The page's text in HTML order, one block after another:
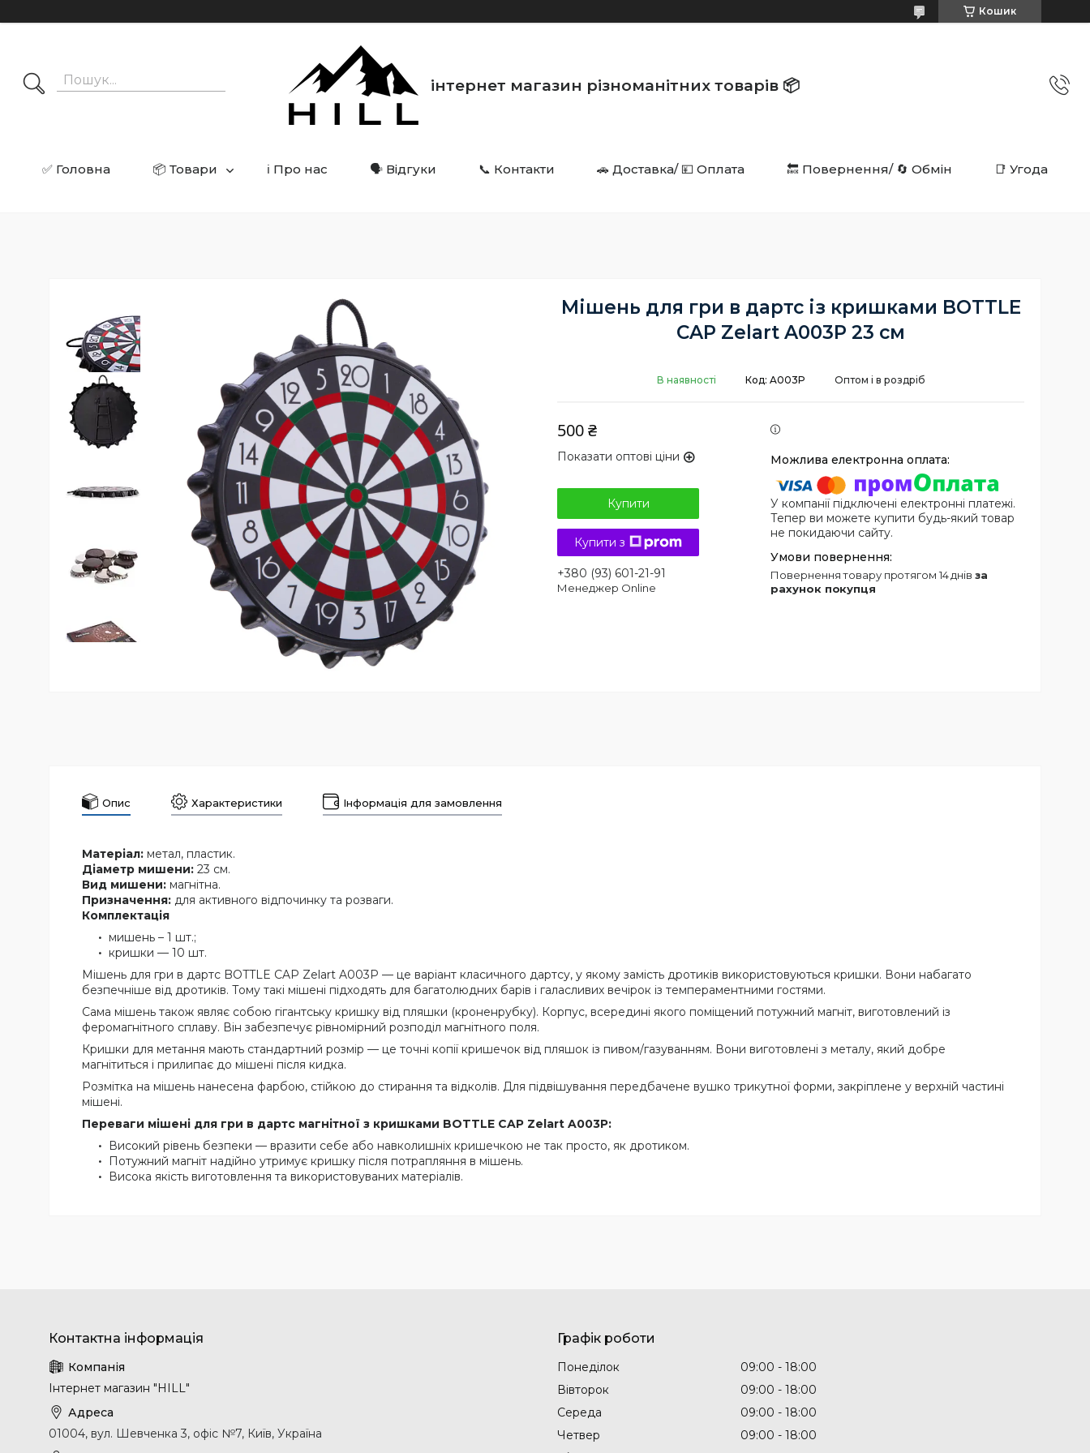
Кошик
інтернет магазин різноманітних товарів 📦️️️️️️
✅ Головна 📦 Товари ℹ️ Про нас 🗣️ Відгуки 📞 Контакти 🚗 Доставка/ 💴 Оплата 🔙 Повернення/ 🔄 Обмін 📑 Угода
Мішень для гри в дартс із кришками BOTTLE
CAP Zelart A003P 23 см
В наявності Оптом і в роздріб
Код: A003P
500 ₴
Показати оптові ціни
Купити
Купити з
+380 (93) 601-21-91
Менеджер Online
У компанії підключені електронні платежі.
Тепер ви можете купити будь-який товар
не покидаючи сайту.
повернення товару протягом 14 днів за
рахунок покупця
Опис Характеристики Інформація для замовлення
Матеріал: метал, пластик.
Діаметр мишени: 23 см.
Вид мишени: магнітна.
Призначення: для активного відпочинку та розваги.
Комплектація
мишень – 1 шт.;
кришки — 10 шт.
Мішень для гри в дартс BOTTLE CAP Zelart A003P — це варіант класичного дартсу, у якому замість дротиків використовуються кришки. Вони набагато
безпечніше від дротиків. Тому такі мішені підходять для багатолюдних барів і галасливих вечірок із темпераментними гостями.
Сама мішень також являє собою гігантську кришку від пляшки (кроненрубку). Корпус, всередині якого поміщений потужний магніт, виготовлений із
феромагнітного сплаву. Він забезпечує рівномірний розподіл магнітного поля.
Кришки для метання мають стандартний розмір — це точні копії кришечок від пляшок із пивом/газуванням. Вони виготовлені з металу, який добре
магнітиться і прилипає до мішені після кидка.
Розмітка на мішень нанесена фарбою, стійкою до стирання та відколів. Для підвішування передбачене вушко трикутної форми, закріплене у верхній частині
мішені.
Переваги мішені для гри в дартс магнітної з кришками BOTTLE CAP Zelart A003P:
Високий рівень безпеки — вразити себе або навколишніх кришечкою не так просто, як дротиком.
Потужний магніт надійно утримує кришку після потрапляння в мішень.
Висока якість виготовлення та використовуваних матеріалів.
Інтернет магазин "HILL"
01004, вул. Шевченка 3, офіс №7, Київ, Україна
Графік роботи
Понеділок 09:00
18:00
Вівторок
09:00
18:00
Середа
09:00
18:00
Четвер
09:00
18:00